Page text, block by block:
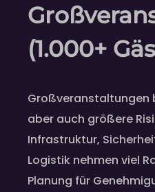
(1.000+
Großveranstaltungen
aber auch größere
Infrastruktur,
Logistik nehmen viel
Planung für